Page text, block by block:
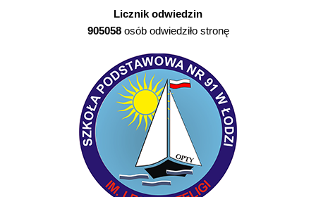
Licznik odwiedzin
905058osób odwiedziło stronę